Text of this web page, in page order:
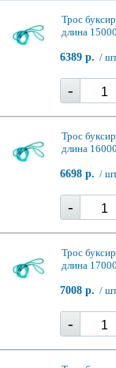
Трос
длина
6389 р. /
-
Трос
длина
6698 р. /
-
Трос
длина
7008 р. /
-